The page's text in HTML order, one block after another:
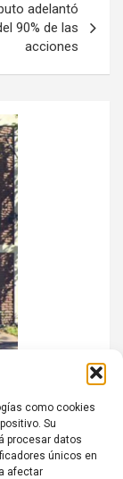
como cookies
Su
procesar datos
únicos en
afectar
adelantó
90% de las
acciones